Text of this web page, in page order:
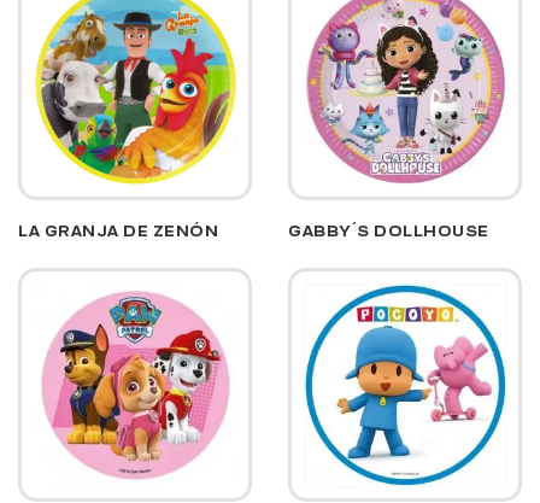
LA GRANJA DE ZENÓN GABBY´S DOLLHOUSE